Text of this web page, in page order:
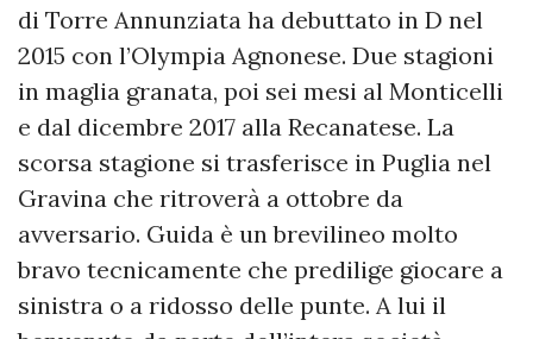
di Torre Annunziata ha debuttato in D nel
2015 con l’Olympia Agnonese. Due stagioni
in maglia granata, poi sei mesi al Monticelli
e dal dicembre 2017 alla Recanatese. La
scorsa stagione si trasferisce in Puglia nel
Gravina che ritroverà a ottobre da
avversario. Guida è un brevilineo molto
bravo tecnicamente che predilige giocare a
sinistra o a ridosso delle punte. A lui il